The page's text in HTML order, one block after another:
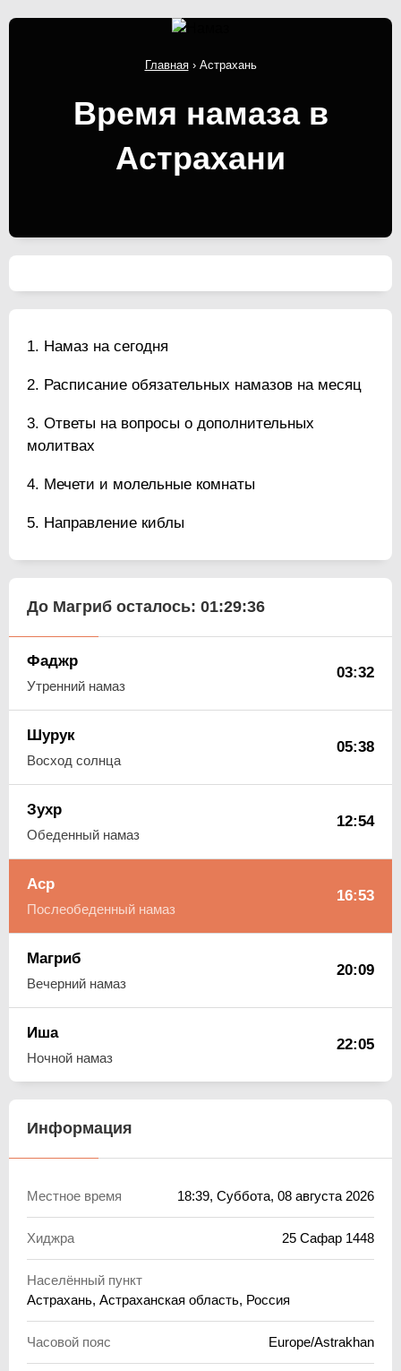
Главная› Астрахань
Время намаза в
Астрахани
Намаз на сегодня
Расписание обязательных намазов на месяц
Ответы на вопросы о дополнительных
молитвах
Мечети и молельные комнаты
Направление киблы
До Магриб осталось: 01:29:36
Фаджр
Утренний намаз
03:32
Шурук
Восход солнца
05:38
Зухр
Обеденный намаз
12:54
Аср
Послеобеденный намаз
16:53
Магриб
Вечерний намаз
20:09
Иша
Ночной намаз
22:05
Информация
Местное время 18:39, Суббота, 08 августа 2026
Хиджра 25 Сафар 1448
Населённый пункт
Астрахань, Астраханская область, Россия
Часовой пояс Europe/Astrakhan